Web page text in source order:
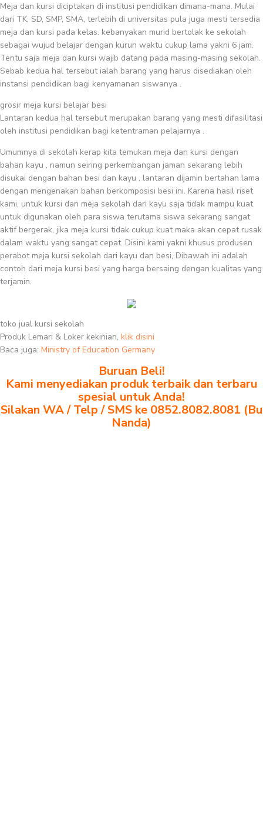
Meja dan kursi diciptakan di institusi pendidikan dimana-mana. Mulai
dari TK, SD, SMP, SMA, terlebih di universitas pula juga mesti tersedia
meja dan kursi pada kelas. kebanyakan murid bertolak ke sekolah
sebagai wujud belajar dengan kurun waktu cukup lama yakni 6 jam.
Tentu saja meja dan kursi wajib datang pada masing-masing sekolah.
Sebab kedua hal tersebut ialah barang yang harus disediakan oleh
instansi pendidikan bagi kenyamanan siswanya .
grosir meja kursi belajar besi
Lantaran kedua hal tersebut merupakan barang yang mesti difasilitasi
oleh institusi pendidikan bagi ketentraman pelajarnya .
Umumnya di sekolah kerap kita temukan meja dan kursi dengan
bahan kayu , namun seiring perkembangan jaman sekarang lebih
disukai dengan bahan besi dan kayu , lantaran dijamin bertahan lama
dengan mengenakan bahan berkomposisi besi ini. Karena hasil riset
kami, untuk kursi dan meja sekolah dari kayu saja tidak mampu kuat
untuk digunakan oleh para siswa terutama siswa sekarang sangat
aktif bergerak, jika meja kursi tidak cukup kuat maka akan cepat rusak
dalam waktu yang sangat cepat. Disini kami yakni khusus produsen
perabot meja kursi sekolah dari kayu dan besi, Dibawah ini adalah
contoh dari meja kursi besi yang harga bersaing dengan kualitas yang
terjamin.
toko jual kursi sekolah
Produk Lemari & Loker kekinian, klik disini
Baca juga: Ministry of Education Germany
Buruan Beli!
Kami menyediakan produk terbaik dan terbaru
spesial untuk Anda!
Silakan WA / Telp / SMS ke 0852.8082.8081 (Bu
Nanda)